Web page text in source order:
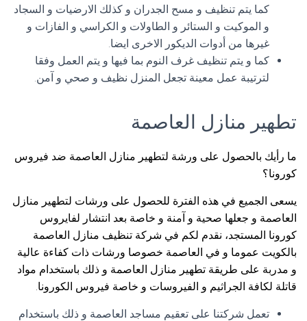
كما يتم تنظيف و مسح الجدران و كذلك الارضيات و السجاد
و الموكيت و الستائر و الطاولات و الكراسي و الفازات و
غيرها من أدوات الديكور الاخرى ايضا.
كما و يتم تنظيف غرف النوم بما فيها و يتم العمل وفقا
لترتيبة عمل معينة تجعل المنزل نظيف و صحي و آمن.
تطهير منازل العاصمة
ما رأيك بالحصول على ورشة لتطهير منازل العاصمة ضد فيروس
كورونا؟
يسعى الجميع في هذه الفترة للحصول على ورشات لتطهير منازل
العاصمة و جعلها صحية و آمنة و خاصة بعد انتشار لفايروس
كورونا المستجد، نقدم لكم في شركة تنظيف منازل العاصمة
بالكويت عموما و في العاصمة خصوصا ورشات ذات كفاءة عالية
و مدربة على طريقة تطهير منازل العاصمة و ذلك باستخدام مواد
قاتلة لكافة الجراثيم و الفيروسات و خاصة فيروس الكورونا.
تعمل شركتنا على تعقيم مساجد العاصمة و ذلك باستخدام